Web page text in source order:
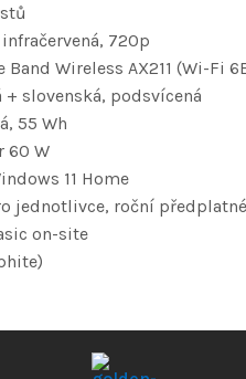
720p
Wireless AX211 (Wi-Fi
+ slovenská, podsvícená
55 Wh
60 W
11 Home
jednotlivce, roční
on-site